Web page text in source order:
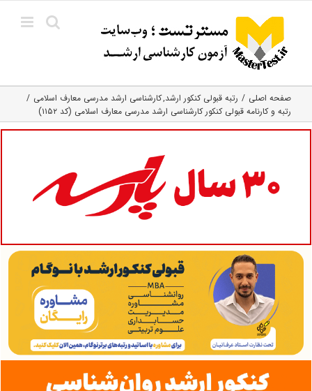
content
صفحه اصلی رتبه قبولی کنکور ارشد کارشناسی ارشد مدرسی معارف اسلامی
رتبه و کارنامه قبولی کنکور کارشناسی ارشد مدرسی معارف اسلامی (کد ۱۱۵۲)